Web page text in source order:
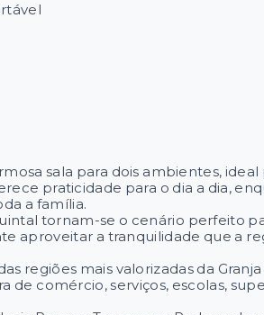
sala para dois ambientes, ideal
praticidade para o dia a dia,
a família.
tornam-se o cenário perfeito
aproveitar a tranquilidade que a
regiões mais valorizadas da
comércio, serviços, escolas,